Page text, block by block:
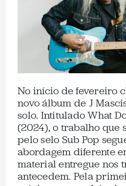
No início de fevereiro
novo álbum de J
solo. Intitulado What
(2024), o trabalho que
pelo selo Sub Pop
abordagem diferente
material entregue nos
antecedem. Pela